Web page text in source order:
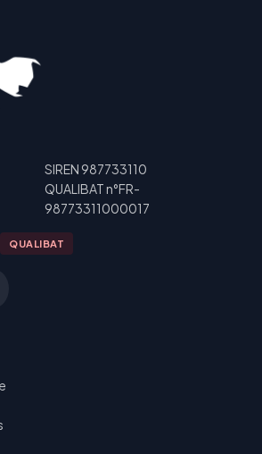
SIREN 987733110
QUALIBAT n°FR-
98773311000017
QUALIBAT